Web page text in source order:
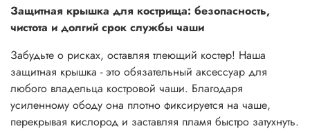
Защитная крышка для кострища: безопасность,
чистота и долгий срок службы чаши
Забудьте о рисках, оставляя тлеющий костер! Наша
защитная крышка - это обязательный аксессуар для
любого владельца костровой чаши. Благодаря
усиленному ободу она плотно фиксируется на чаше,
перекрывая кислород и заставляя пламя быстро затухнуть.